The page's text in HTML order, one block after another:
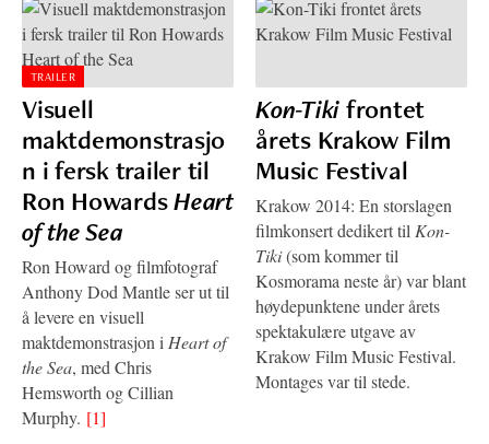
TRAILER
Visuell
maktdemonstrasjo
n i fersk trailer til
Ron HowardsHeart
of the Sea
Ron Howard og filmfotograf
Anthony Dod Mantle ser ut til
å levere en visuell
maktdemonstrasjon i Heart of
the Sea, med Chris
Hemsworth og Cillian
Murphy. [1]
Kon-Tikifrontet
årets Krakow Film
Music Festival
Krakow 2014: En storslagen
filmkonsert dedikert til Kon-
Tiki(som kommer til
Kosmorama neste år) var blant
høydepunktene under årets
spektakulære utgave av
Krakow Film Music Festival.
Montages var til stede.